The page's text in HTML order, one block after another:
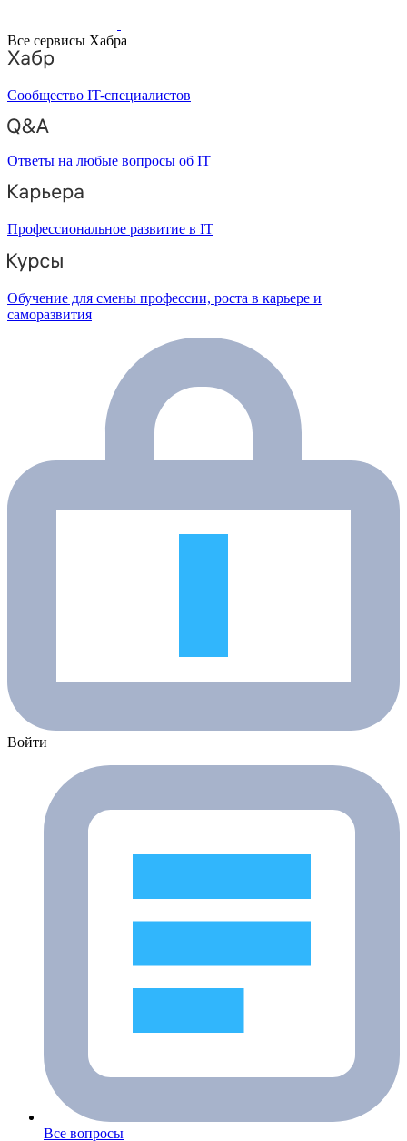
Все сервисы Хабра
Сообщество IT-специалистов
Ответы на любые вопросы об IT
Профессиональное развитие в IT
Обучение для смены профессии, роста в карьере и
саморазвития
Войти
Все вопросы